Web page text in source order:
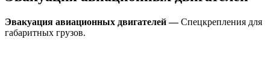
Эвакуация авиационных двигателей —Спецкрепления для
габаритных грузов.